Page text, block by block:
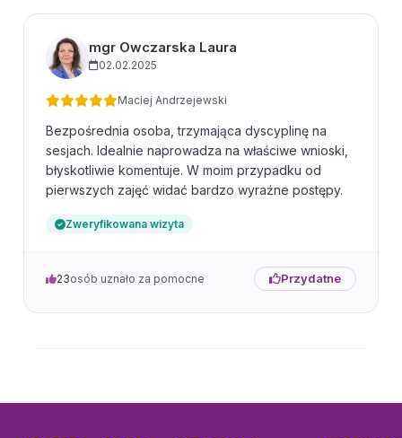
mgr Owczarska Laura
02.02.2025
Maciej Andrzejewski
Bezpośrednia osoba, trzymająca dyscyplinę na
sesjach. Idealnie naprowadza na właściwe wnioski,
błyskotliwie komentuje. W moim przypadku od
pierwszych zajęć widać bardzo wyraźne postępy.
Zweryfikowana wizyta
23osób uznało za pomocne Przydatne